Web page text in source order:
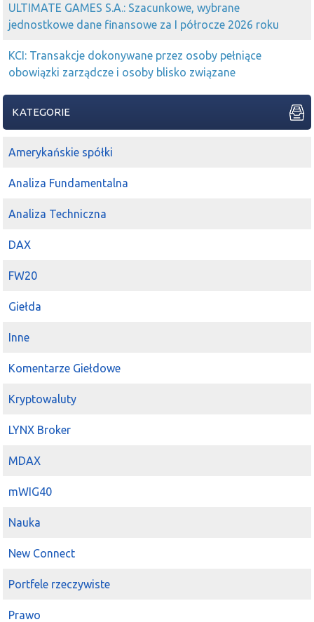
ULTIMATE GAMES S.A.: Szacunkowe, wybrane
jednostkowe dane finansowe za I półrocze 2026 roku
KCI: Transakcje dokonywane przez osoby pełniące
obowiązki zarządcze i osoby blisko związane
KATEGORIE
Amerykańskie spółki
Analiza Fundamentalna
Analiza Techniczna
DAX
FW20
Giełda
Inne
Komentarze Giełdowe
Kryptowaluty
LYNX Broker
MDAX
mWIG40
Nauka
New Connect
Portfele rzeczywiste
Prawo